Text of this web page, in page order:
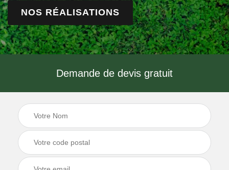
NOS RÉALISATIONS
Demande de devis gratuit